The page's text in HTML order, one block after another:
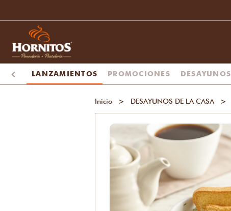
LANZAMIENTOS PROMOCIONES DESAYUNOS
Inicio > DESAYUNOS DE LA CASA >